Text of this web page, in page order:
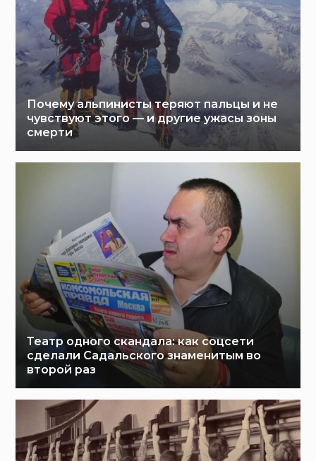
Почему альпинисты теряют пальцы и не
чувствуют этого — и другие ужасы зоны
смерти
Театр одного скандала: как соцсети
сделали Садальского знаменитым во
второй раз